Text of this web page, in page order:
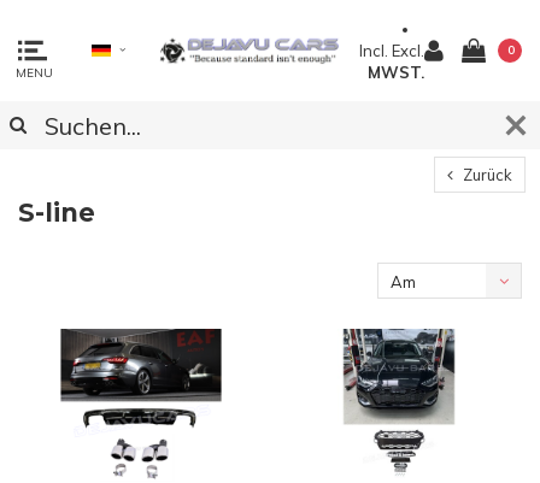
MENU
Incl. Excl.
MWST.
0
Zurück
S-line
Am
angesehen